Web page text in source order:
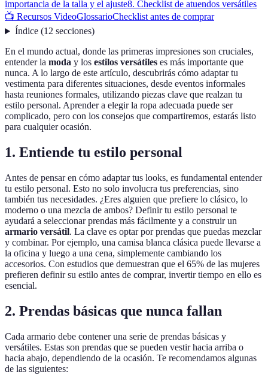
importancia de la talla y el ajuste8. Checklist de atuendos versátiles
📺 Recursos VideoGlossarioChecklist antes de comprar
Índice(12 secciones)
En el mundo actual, donde las primeras impresiones son cruciales,
entender la moda y los estilos versátiles es más importante que
nunca. A lo largo de este artículo, descubrirás cómo adaptar tu
vestimenta para diferentes situaciones, desde eventos informales
hasta reuniones formales, utilizando piezas clave que realzan tu
estilo personal. Aprender a elegir la ropa adecuada puede ser
complicado, pero con los consejos que compartiremos, estarás listo
para cualquier ocasión.
1. Entiende tu estilo personal
Antes de pensar en cómo adaptar tus looks, es fundamental entender
tu estilo personal. Esto no solo involucra tus preferencias, sino
también tus necesidades. ¿Eres alguien que prefiere lo clásico, lo
moderno o una mezcla de ambos? Definir tu estilo personal te
ayudará a seleccionar prendas más fácilmente y a construir un
armario versátil. La clave es optar por prendas que puedas mezclar
y combinar. Por ejemplo, una camisa blanca clásica puede llevarse a
la oficina y luego a una cena, simplemente cambiando los
accesorios. Con estudios que demuestran que el 65% de las mujeres
prefieren definir su estilo antes de comprar, invertir tiempo en ello es
esencial.
2. Prendas básicas que nunca fallan
Cada armario debe contener una serie de prendas básicas y
versátiles. Estas son prendas que se pueden vestir hacia arriba o
hacia abajo, dependiendo de la ocasión. Te recomendamos algunas
de las siguientes: